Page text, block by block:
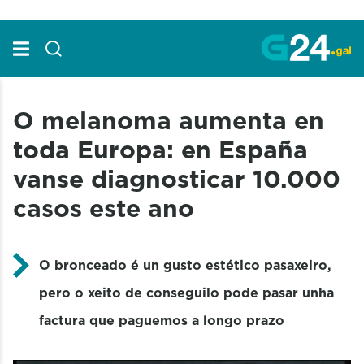
O melanoma aumenta en
toda Europa: en España
vanse diagnosticar 10.000
casos este ano
O bronceado é un gusto estético pasaxeiro,
pero o xeito de conseguilo pode pasar unha
factura que paguemos a longo prazo